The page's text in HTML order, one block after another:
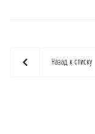
Назад к списку